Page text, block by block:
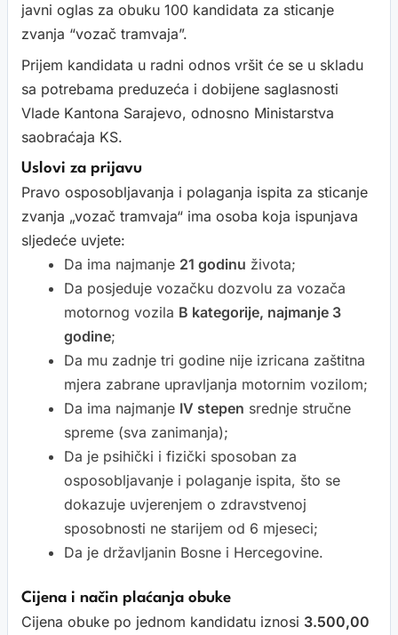
javni oglas za obuku 100 kandidata za sticanje
zvanja “vozač tramvaja”.
Prijem kandidata u radni odnos vršit će se u skladu
sa potrebama preduzeća i dobijene saglasnosti
Vlade Kantona Sarajevo, odnosno Ministarstva
saobraćaja KS.
Uslovi za prijavu
Pravo osposobljavanja i polaganja ispita za sticanje
zvanja „vozač tramvaja“ ima osoba koja ispunjava
sljedeće uvjete:
Da ima najmanje 21 godinu života;
Da posjeduje vozačku dozvolu za vozača
motornog vozila B kategorije, najmanje 3
godine;
Da mu zadnje tri godine nije izricana zaštitna
mjera zabrane upravljanja motornim vozilom;
Da ima najmanje IV stepen srednje stručne
spreme (sva zanimanja);
Da je psihički i fizički sposoban za
osposobljavanje i polaganje ispita, što se
dokazuje uvjerenjem o zdravstvenoj
sposobnosti ne starijem od 6 mjeseci;
Da je državljanin Bosne i Hercegovine.
Cijena i način plaćanja obuke
Cijena obuke po jednom kandidatu iznosi 3.500,00